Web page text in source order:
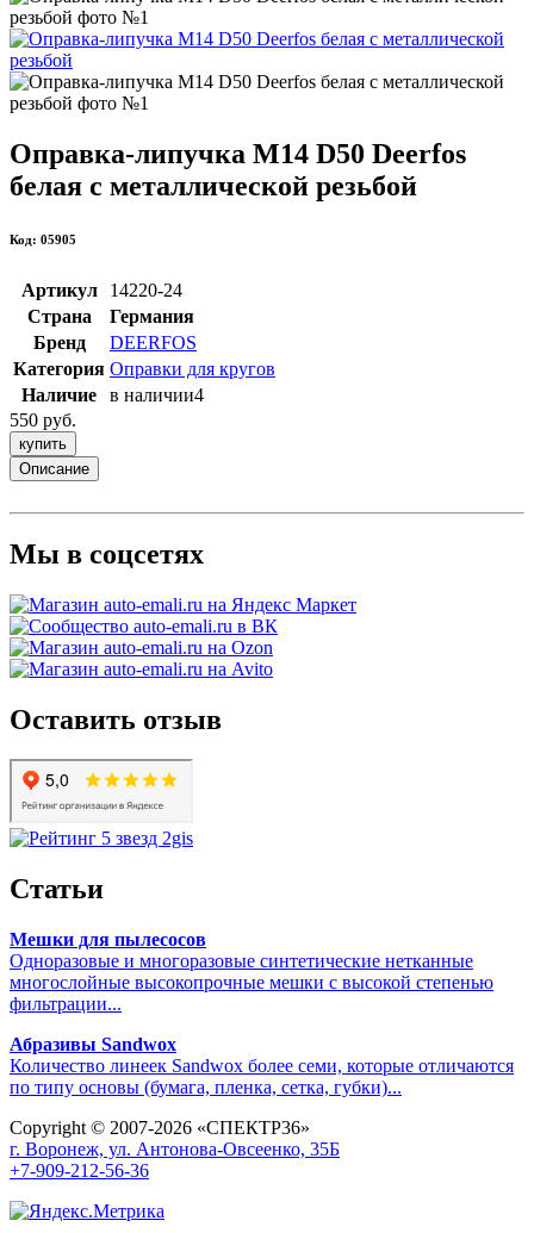
Оправка-липучка М14 D50 Deerfos
белая с металлической резьбой
Код: 05905
Артикул
14220-24
Страна
Германия
Бренд
DEERFOS
Категория Оправки для кругов
Наличие
в наличии4
550 руб.
купить
Описание
Мы в соцсетях
Оставить отзыв
Статьи
Мешки для пылесосов
Одноразовые и многоразовые синтетические нетканные
многослойные высокопрочные мешки с высокой степенью
фильтрации...
Абразивы Sandwox
Количество линеек Sandwox более семи, которые отличаются
по типу основы (бумага, пленка, сетка, губки)...
Copyright © 2007-2026 «СПЕКТР36»
г. Воронеж, ул. Антонова-Овсеенко, 35Б
+7-909-212-56-36